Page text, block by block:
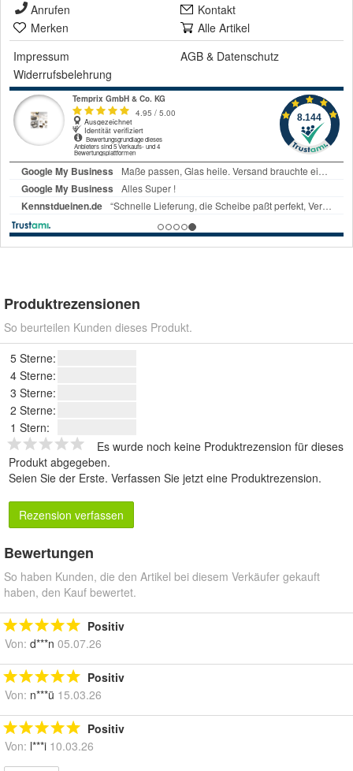
Anrufen
Kontakt
Merken
Alle Artikel
Impressum
AGB & Datenschutz
Widerrufsbelehrung
Produktrezensionen
So beurteilen Kunden dieses Produkt.
5 Sterne:
4 Sterne:
3 Sterne:
2 Sterne:
1 Stern:
Es wurde noch keine Produktrezension für dieses
Produkt abgegeben.
Seien Sie der Erste. Verfassen Sie jetzt eine Produktrezension.
Rezension verfassen
Bewertungen
So haben Kunden, die den Artikel bei diesem Verkäufer gekauft
haben, den Kauf bewertet.
Positiv
Von: d***n 05.07.26
Positiv
Von: n***ü 15.03.26
Positiv
Von: l***i 10.03.26